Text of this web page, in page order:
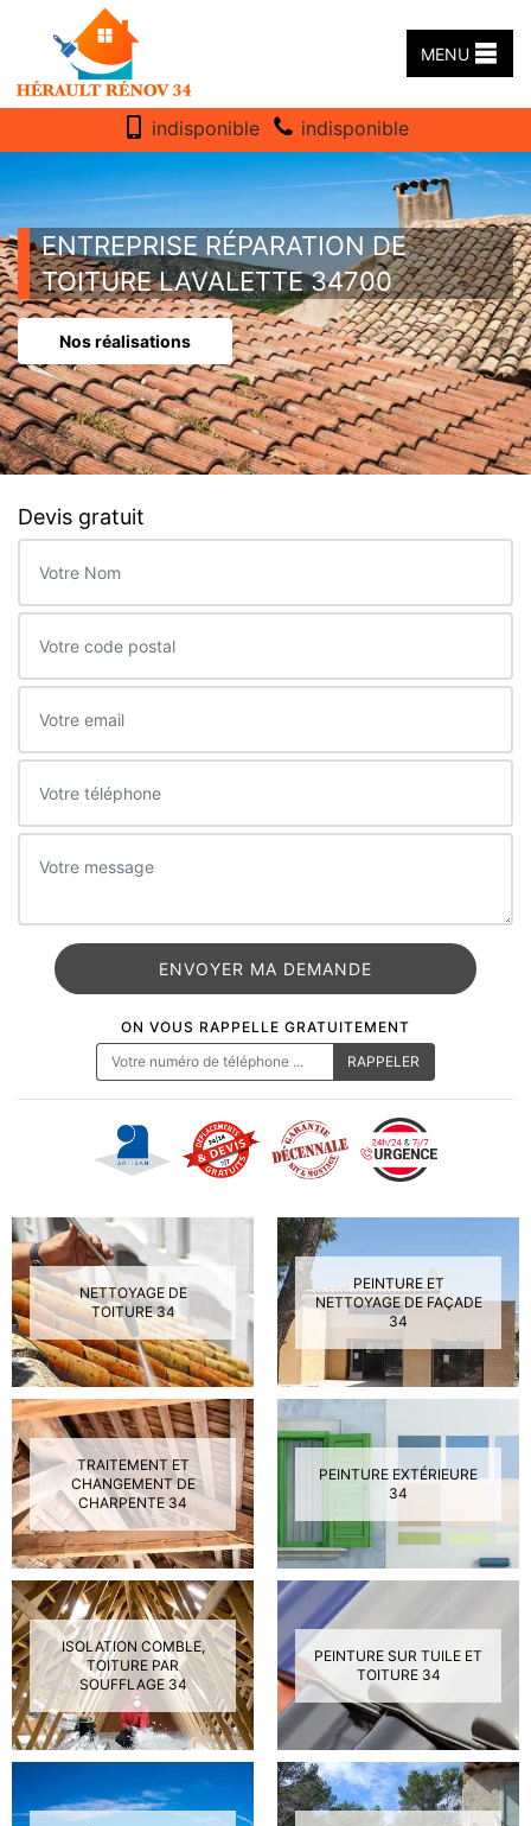
MENU
indisponible indisponible
ENTREPRISE RÉPARATION DE
TOITURE LAVALETTE 34700
Nos réalisations
Devis gratuit
ON VOUS RAPPELLE GRATUITEMENT
NETTOYAGE DE
TOITURE 34
PEINTURE ET
NETTOYAGE DE FAÇADE
34
TRAITEMENT ET
CHANGEMENT DE
CHARPENTE 34
PEINTURE EXTÉRIEURE
34
ISOLATION COMBLE,
TOITURE PAR
SOUFFLAGE 34
PEINTURE SUR TUILE ET
TOITURE 34